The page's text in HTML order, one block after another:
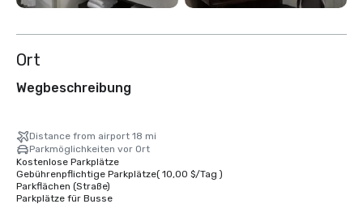
Ort
Wegbeschreibung
Distance from airport 18 mi
Parkmöglichkeiten vor Ort
Kostenlose Parkplätze
Gebührenpflichtige Parkplätze( 10,00 $/Tag )
Parkflächen (Straße)
Parkplätze für Busse